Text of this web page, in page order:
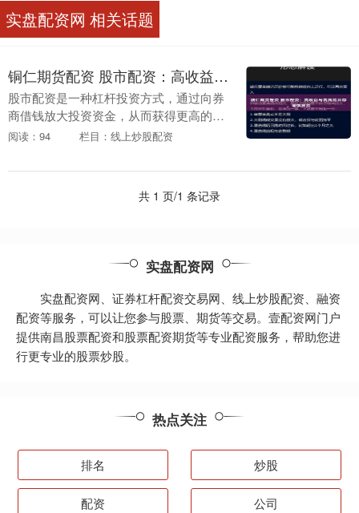
实盘配资网 相关话题
铜仁期货配资 股市配资：高收益与高风险并存，谨慎投资
股市配资是一种杠杆投资方式，通过向券
商借钱放大投资资金，从而获得更高的收
益。然而，配资也伴随着更高的风险。 股
身份证、银行卡....
阅读：94 栏目：线上炒股配资
共 1 页/1 条记录
实盘配资网
实盘配资网、证券杠杆配资交易网、线上炒股配资、融资
配资等服务，可以让您参与股票、期货等交易。壹配资网门户
提供南昌股票配资和股票配资期货等专业配资服务，帮助您进
行更专业的股票炒股。
热点关注
排名 炒股
配资 公司